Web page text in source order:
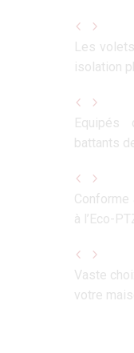
Les
isolation
Equipés
battants
Conforme
à l’Eco-
Vaste
votre